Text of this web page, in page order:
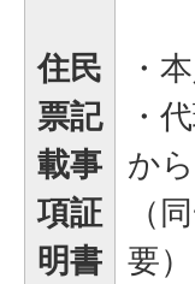
住民
票記
載事
項証
明書
・
・
か
（
要）